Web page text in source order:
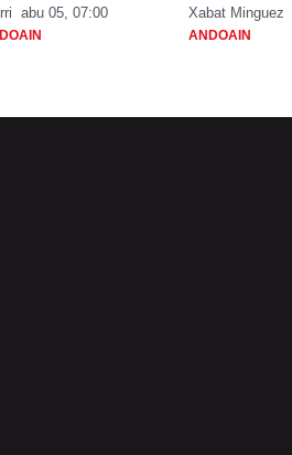
abu 05, 07:00 Xabat Minguez
ANDOAIN